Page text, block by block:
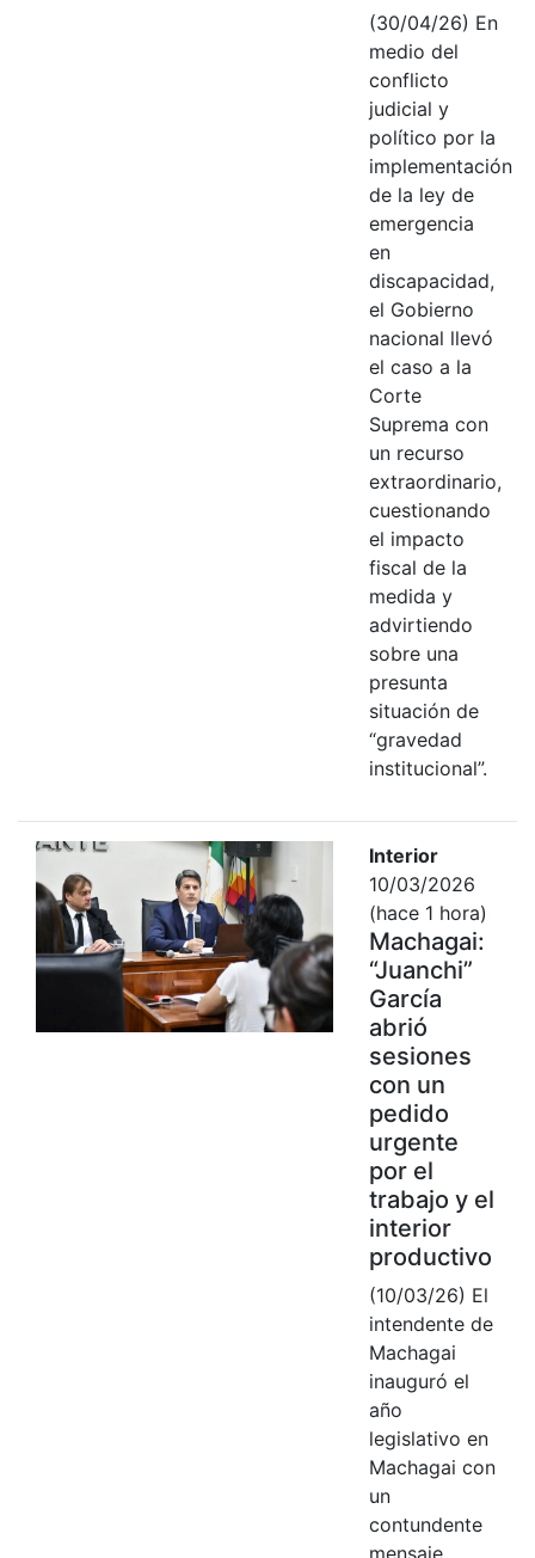
(30/04/26) En
medio del
conflicto
judicial y
político por la
implementación
de la ley de
emergencia
en
discapacidad,
el Gobierno
nacional llevó
el caso a la
Corte
Suprema con
un recurso
extraordinario,
cuestionando
el impacto
fiscal de la
medida y
advirtiendo
sobre una
presunta
situación de
“gravedad
institucional”.
Interior
10/03/2026
(hace 1 hora)
Machagai:
“Juanchi”
García
abrió
sesiones
con un
pedido
urgente
por el
trabajo y el
interior
productivo
(10/03/26) El
intendente de
Machagai
inauguró el
año
legislativo en
Machagai con
un
contundente
mensaje.